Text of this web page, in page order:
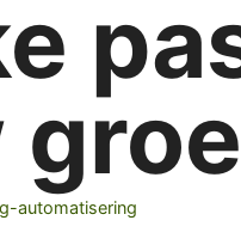
automatisering